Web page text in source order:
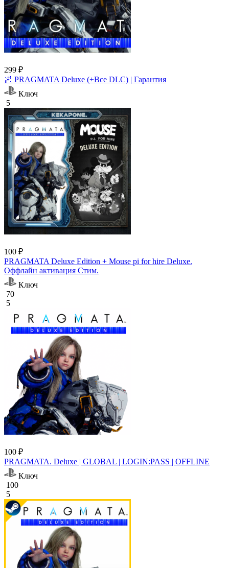
299 ₽
🌌 PRAGMATA Deluxe (+Все DLC) | Гарантия
Ключ
5
100 ₽
PRAGMATA Deluxe Edition + Mouse pi for hire Deluxe.
Оффлайн активация Cтим.
Ключ
70
5
100 ₽
PRAGMATA. Deluxe | GLOBAL | LOGIN:PASS | OFFLINE
Ключ
100
5